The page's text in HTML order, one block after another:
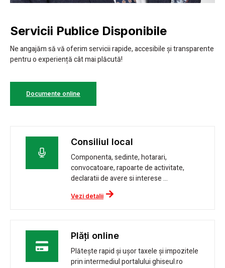
Servicii Publice Disponibile
Ne angajăm să vă oferim servicii rapide, accesibile și transparente
pentru o experiență cât mai plăcută!
Documente online
Consiliul local
Componenta, sedinte, hotarari,
convocatoare, rapoarte de activitate,
declaratii de avere si interese ...
Vezi detalii
Plăți online
Plătește rapid și ușor taxele și impozitele
prin intermediul portalului ghiseul.ro